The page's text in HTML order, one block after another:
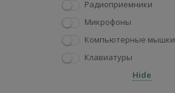
Радиоприемники
Микрофоны
Компьютерные мышки
Клавиатуры
Hide